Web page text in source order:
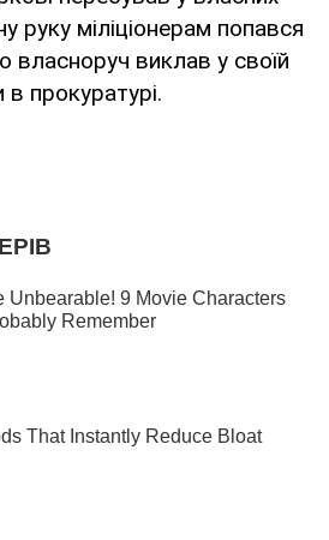
руку міліціонерам попався
виклав у своїй
в прокуратурі.